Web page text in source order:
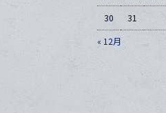
« 12月
30 31